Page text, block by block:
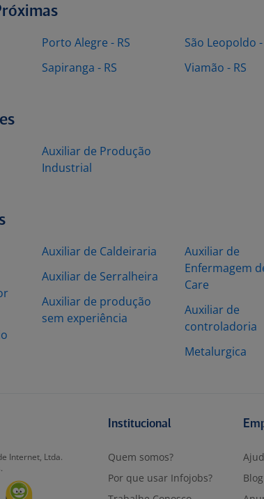
Porto Alegre - RS
Sapiranga - RS
São Leopoldo -
Viamão - RS
Auxiliar de Produção
Industrial
Auxiliar de Caldeiraria
Auxiliar de Serralheira
Auxiliar de produção
sem experiência
Auxiliar de
Enfermagem
Care
Auxiliar de
controladoria
Metalurgica
Internet, Ltda.
Institucional
Quem somos?
Por que usar Infojobs?
Blog